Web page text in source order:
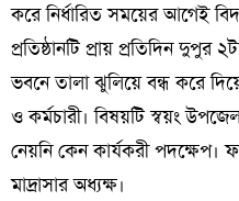
করে নির্ধারিত সময়ের আগেই
প্রতিষ্ঠানটি প্রায় প্রতিদিন
ভবনে তালা ঝুলিয়ে বন্ধ করে
ও কর্মচারী। বিষয়টি স্বয়ং
নেয়নি কেন কার্যকরী পদক্ষেপ।
মাদ্রাসার অধ্যক্ষ।